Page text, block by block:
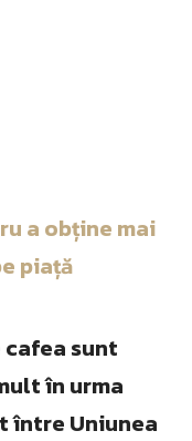
a obține mai
piață
sunt
în urma
între Uniunea